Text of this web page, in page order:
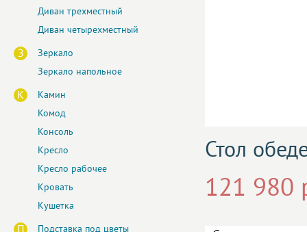
Диван трехместный
Диван четырехместный
З
Зеркало
Зеркало напольное
К
Камин
Комод
Консоль
Кресло
Кресло рабочее
Кровать
Кушетка
Подставка под цветы
Стол
121 980